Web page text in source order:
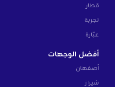
قطار
تجربة
عبّارة
أفضل الوجهات
أصفهان
شيراز